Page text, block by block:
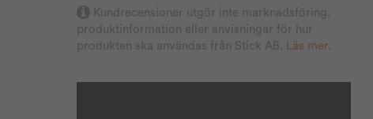
Kundrecensioner utgör inte marknadsföring,
produktinformation eller anvisningar för hur
produkten ska användas från Stick AB.
Läs mer